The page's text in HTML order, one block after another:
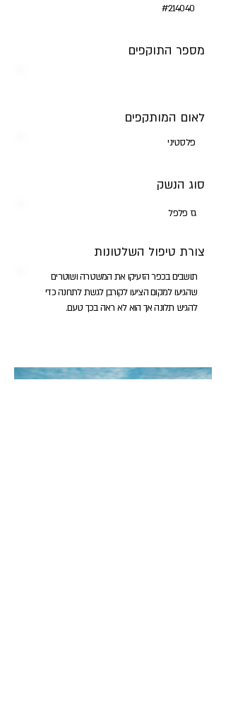
#214040
מספר התוקפים
לאום המותקפים
פלסטיני
סוג הנשק
גז פלפל
צורת טיפול השלטונות
תושבים בכפר הזעיקו את המשטרה ושוטרים
שהגיעו למקום הציעו לקורבן לגשת לתחנה כדי
להגיש תלונה אך הוא לא ראה בכך טעם.